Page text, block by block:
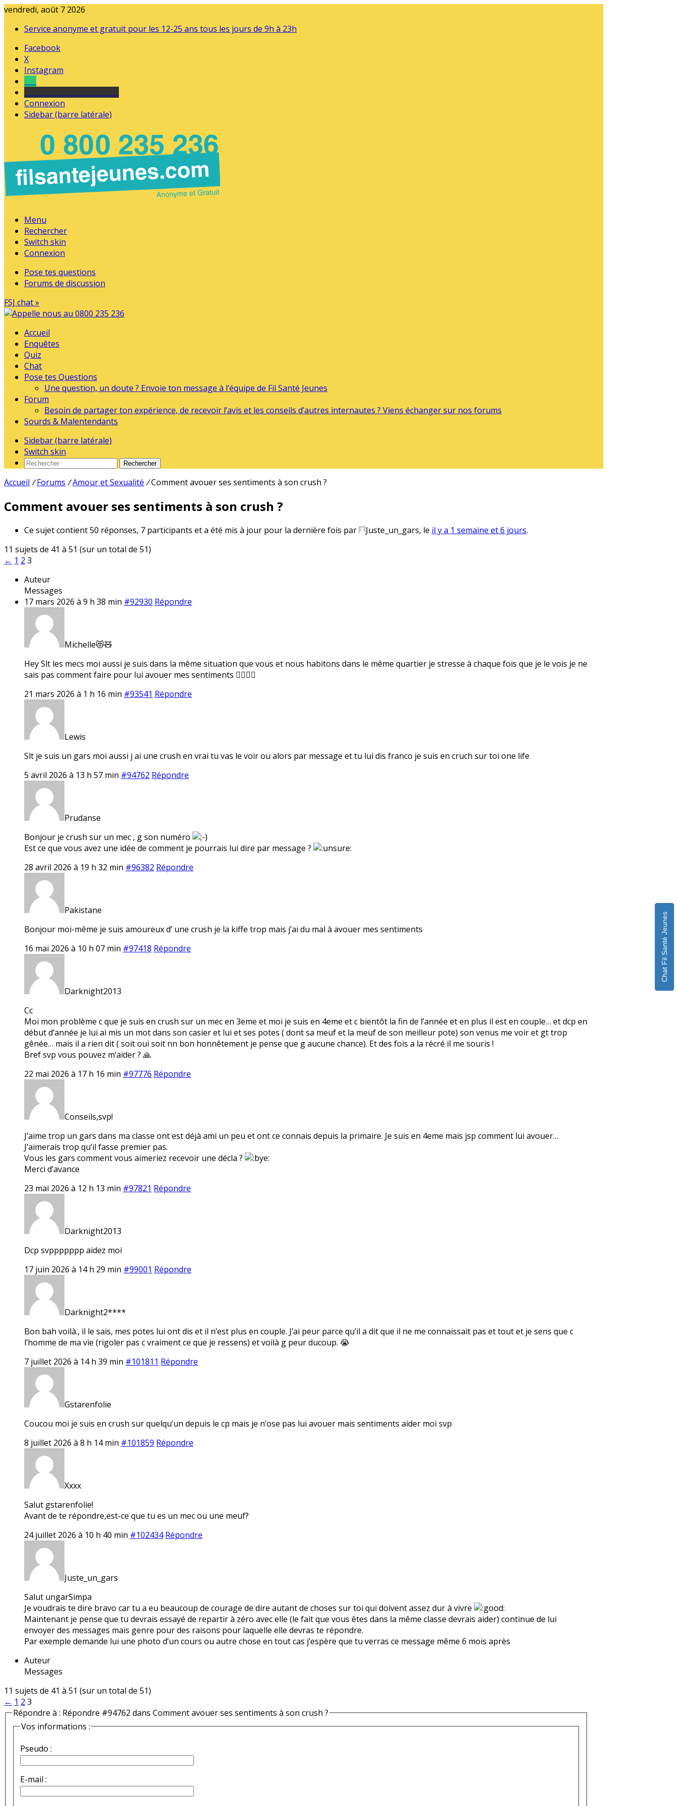
vendredi, août 7 2026
Service anonyme et gratuit pour les 12-25 ans tous les jours de 9h à 23h
Facebook
X
Instagram
Connexion
Sidebar (barre latérale)
Menu
Rechercher
Switch skin
Connexion
Pose tes questions
Forums de discussion
FSJ chat »
Accueil
Enquêtes
Quiz
Chat
Pose tes Questions
Une question, un doute ? Envoie ton message à l’équipe de Fil Santé Jeunes
Forum
Besoin de partager ton expérience, de recevoir l’avis et les conseils d’autres internautes ? Viens échanger sur nos forums
Sourds & Malentendants
Sidebar (barre latérale)
Switch skin
Rechercher
Accueil / Forums /Amour et Sexualité /Comment avouer ses sentiments à son crush ?
Comment avouer ses sentiments à son crush ?
Ce sujet contient 50 réponses, 7 participants et a été mis à jour pour la dernière fois par Juste_un_gars, le il y a 1 semaine et 6 jours.
11 sujets de 41 à 51 (sur un total de 51)
← 1 2 3
Auteur
Messages
17 mars 2026 à 9 h 38 min #92930 Répondre
Michelle😻🧸
Hey Slt les mecs moi aussi je suis dans la même situation que vous et nous habitons dans le même quartier je stresse à chaque fois que je le vois je ne
sais pas comment faire pour lui avouer mes sentiments 🤷‍♀️🤷‍♀️
21 mars 2026 à 1 h 16 min #93541 Répondre
Lewis
Slt je suis un gars moi aussi j ai une crush en vrai tu vas le voir ou alors par message et tu lui dis franco je suis en cruch sur toi one life
5 avril 2026 à 13 h 57 min #94762 Répondre
Prudanse
Bonjour je crush sur un mec , g son numéro
Est ce que vous avez une idée de comment je pourrais lui dire par message ?
28 avril 2026 à 19 h 32 min #96382 Répondre
Pakistane
Bonjour moi-même je suis amoureux d’ une crush je la kiffe trop mais j’ai du mal à avouer mes sentiments
16 mai 2026 à 10 h 07 min #97418 Répondre
Darknight2013
Cc
Moi mon problème c que je suis en crush sur un mec en 3eme et moi je suis en 4eme et c bientôt la fin de l’année et en plus il est en couple… et dcp en
début d’année je lui ai mis un mot dans son casier et lui et ses potes ( dont sa meuf et la meuf de son meilleur pote) son venus me voir et gt trop
gênée… mais il a rien dit ( soit oui soit nn bon honnêtement je pense que g aucune chance). Et des fois a la récré il me souris !
Bref svp vous pouvez m’aider ? 🙏
22 mai 2026 à 17 h 16 min #97776 Répondre
Conseils,svp!
J’aime trop un gars dans ma classe ont est déjà ami un peu et ont ce connais depuis la primaire. Je suis en 4eme mais jsp comment lui avouer…
J’aimerais trop qu’il fasse premier pas.
Vous les gars comment vous aimeriez recevoir une décla ?
Merci d’avance
23 mai 2026 à 12 h 13 min #97821 Répondre
Darknight2013
Dcp svppppppp aidez moi
17 juin 2026 à 14 h 29 min #99001 Répondre
Darknight2****
Bon bah voilà., il le sais, mes potes lui ont dis et il n’est plus en couple. J’ai peur parce qu’il a dit que il ne me connaissait pas et tout et je sens que c
l’homme de ma vie (rigoler pas c vraiment ce que je ressens) et voilà g peur ducoup. 😭
7 juillet 2026 à 14 h 39 min #101811 Répondre
Gstarenfolie
Coucou moi je suis en crush sur quelqu’un depuis le cp mais je n’ose pas lui avouer mais sentiments aider moi svp
8 juillet 2026 à 8 h 14 min #101859 Répondre
Xxxx
Salut gstarenfolie!
Avant de te répondre,est-ce que tu es un mec ou une meuf?
24 juillet 2026 à 10 h 40 min #102434 Répondre
Juste_un_gars
Salut ungarSimpa
Je voudrais te dire bravo car tu a eu beaucoup de courage de dire autant de choses sur toi qui doivent assez dur à vivre
Maintenant je pense que tu devrais essayé de repartir à zéro avec elle (le fait que vous êtes dans la même classe devrais aider) continue de lui
envoyer des messages mais genre pour des raisons pour laquelle elle devras te répondre.
Par exemple demande lui une photo d’un cours ou autre chose en tout cas j’espère que tu verras ce message même 6 mois après
Auteur
Messages
11 sujets de 41 à 51 (sur un total de 51)
← 1 2 3
Répondre à : Répondre #94762 dans Comment avouer ses sentiments à son crush ?
Vos informations :
Pseudo :
E-mail :
Chat Fil Santé Jeunes